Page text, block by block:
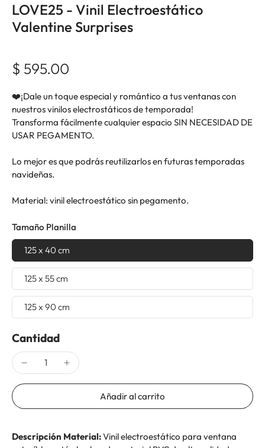
LOVE25 - Vinil Electroestático
Valentine Surprises
$ 595.00
❤️¡Dale un toque especial y romántico a tus ventanas con
nuestros vinilos electrostáticos de temporada!
Transforma fácilmente cualquier espacio SIN NECESIDAD DE
USAR PEGAMENTO.
Lo mejor es que podrás reutilizarlos en futuras temporadas
navideñas.
Material: vinil electroestático sin pegamento.
Tamaño Planilla
125 x 40 cm
125 x 55 cm
125 x 90 cm
Cantidad
Añadir al carrito
Descripción Material:Vinil electroestático para ventana